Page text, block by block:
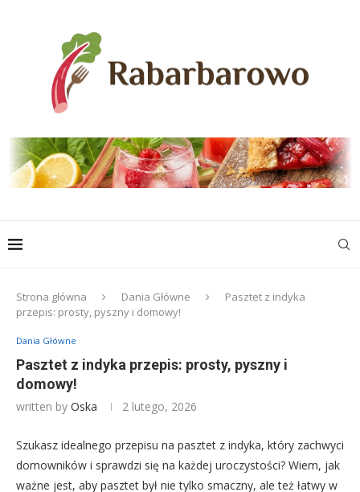
Strona główna Dania Główne
Pasztet z indyka
przepis: prosty, pyszny i domowy!
Dania Główne
Pasztet z indyka przepis: prosty, pyszny i
domowy!
written by Oska 2 lutego, 2026
Szukasz idealnego przepisu na pasztet z indyka, który zachwyci
domowników i sprawdzi się na każdej uroczystości? Wiem, jak
ważne jest, aby pasztet był nie tylko smaczny, ale też łatwy w